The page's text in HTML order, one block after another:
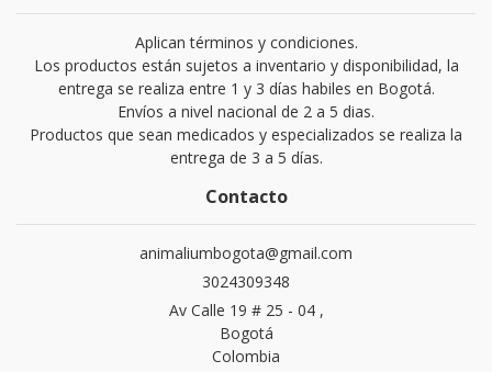
Aplican términos y condiciones.
Los productos están sujetos a inventario y disponibilidad, la
entrega se realiza entre 1 y 3 días habiles en Bogotá.
Envíos a nivel nacional de 2 a 5 dias.
Productos que sean medicados y especializados se realiza la
entrega de 3 a 5 días.
Contacto
animaliumbogota@gmail.com
3024309348
Av Calle 19 # 25 - 04 ,
Bogotá
Colombia